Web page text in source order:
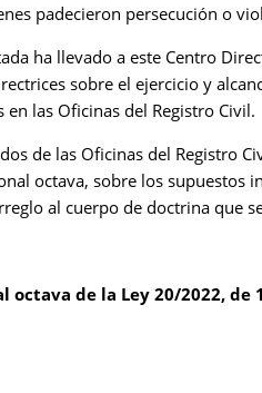
padecieron persecución o
ha llevado a este Centro
sobre el ejercicio y
las Oficinas del Registro Civil.
de las Oficinas del Registro
octava, sobre los
al cuerpo de doctrina que
octava de la Ley 20/2022,